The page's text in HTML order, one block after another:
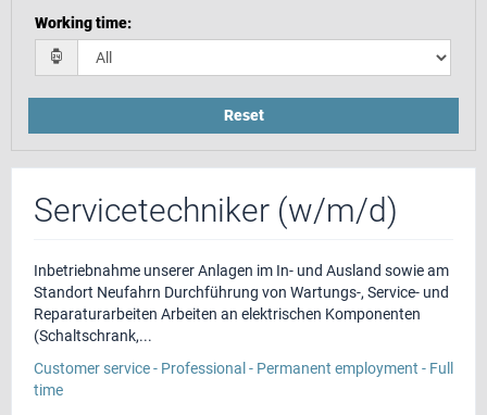
Working time:
Reset
Servicetechniker (w/m/d)
Inbetriebnahme unserer Anlagen im In- und Ausland sowie am
Standort Neufahrn Durchführung von Wartungs-, Service- und
Reparaturarbeiten Arbeiten an elektrischen Komponenten
(Schaltschrank,...
Customer service - Professional - Permanent employment - Full
time